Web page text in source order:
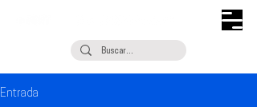
Entrada